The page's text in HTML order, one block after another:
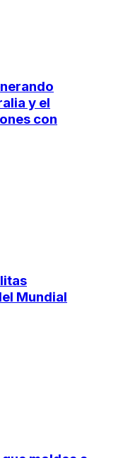
y el
con
Mundial